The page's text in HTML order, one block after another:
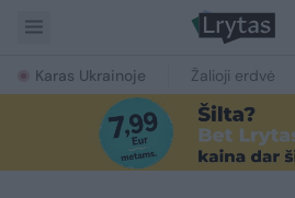
Karas Ukrainoje Žalioji erdvė